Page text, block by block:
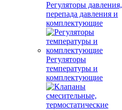
Регуляторы давления,
перепада давления и
комплектующие
Регуляторы
температуры и
комплектующие